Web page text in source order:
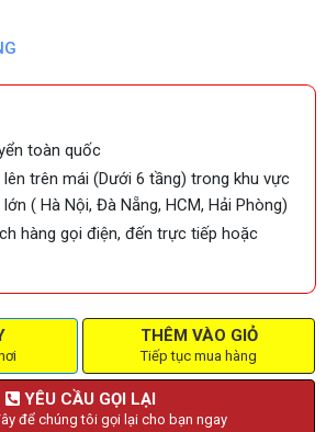
toàn quốc
trên mái (Dưới 6 tầng) trong khu vực
( Hà Nội, Đà Nẵng, HCM, Hải Phòng)
hàng gọi điện, đến trực tiếp hoặc
THÊM VÀO GIỎ
Tiếp tục mua hàng
YÊU CẦU GỌI LẠI
để chúng tôi gọi lại cho bạn ngay